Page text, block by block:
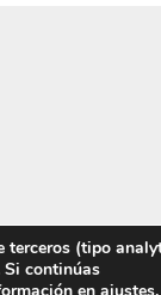
terceros (tipo
Si continúas